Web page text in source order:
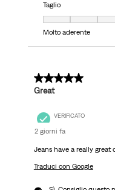
Taglio
Taglio, 4 su 7, dove 1
Molto aderente
5 su 5 stelle.
Great
VERIFICATO
2 giorni fa
Jeans have a really great
Traduci con Google